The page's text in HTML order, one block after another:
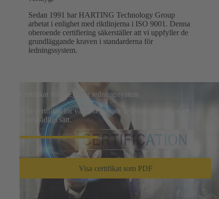
Sedan 1991 har HARTING Technology Group
arbetat i enlighet med riktlinjerna i ISO 9001. Denna
oberoende certifiering säkerställer att vi uppfyller de
grundläggande kraven i standarderna för
ledningssystem.
Certifikat för integrerat ledningssystem
Alla certifikat för vårt integrerade ledningssystem på ett
överskådligt sätt.
Visa certifikat som PDF